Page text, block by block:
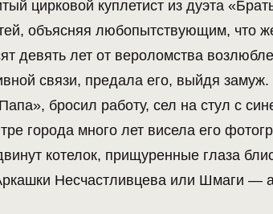
цирковой куплетист из дуэта
объясняя любопытствующим, что
девять лет от вероломства
связи, предала его, выйдя замуж.
бросил работу, сел на стул с
города много лет висела его
котелок, прищуренные глаза
Несчастливцева или Шмаги —